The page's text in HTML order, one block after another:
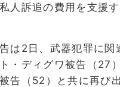
人訴追の費用を支援
は2日、武器犯罪に関
・ディグワ被告（27
告（52）と共に再び